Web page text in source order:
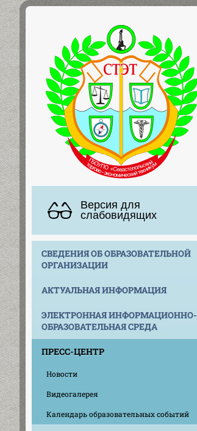
Версия для
слабовидящих
СВЕДЕНИЯ ОБ ОБРАЗОВАТЕЛЬНОЙ
ОРГАНИЗАЦИИ
АКТУАЛЬНАЯ ИНФОРМАЦИЯ
ЭЛЕКТРОННАЯ ИНФОРМАЦИОННО-
ОБРАЗОВАТЕЛЬНАЯ СРЕДА
ПРЕСС-ЦЕНТР
Новости
Видеогалерея
Календарь образовательных событий